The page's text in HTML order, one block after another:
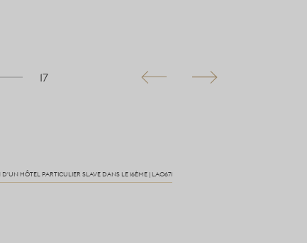
17
D'UN HÔTEL PARTICULIER SLAVE DANS LE 16ÈME | LA0671